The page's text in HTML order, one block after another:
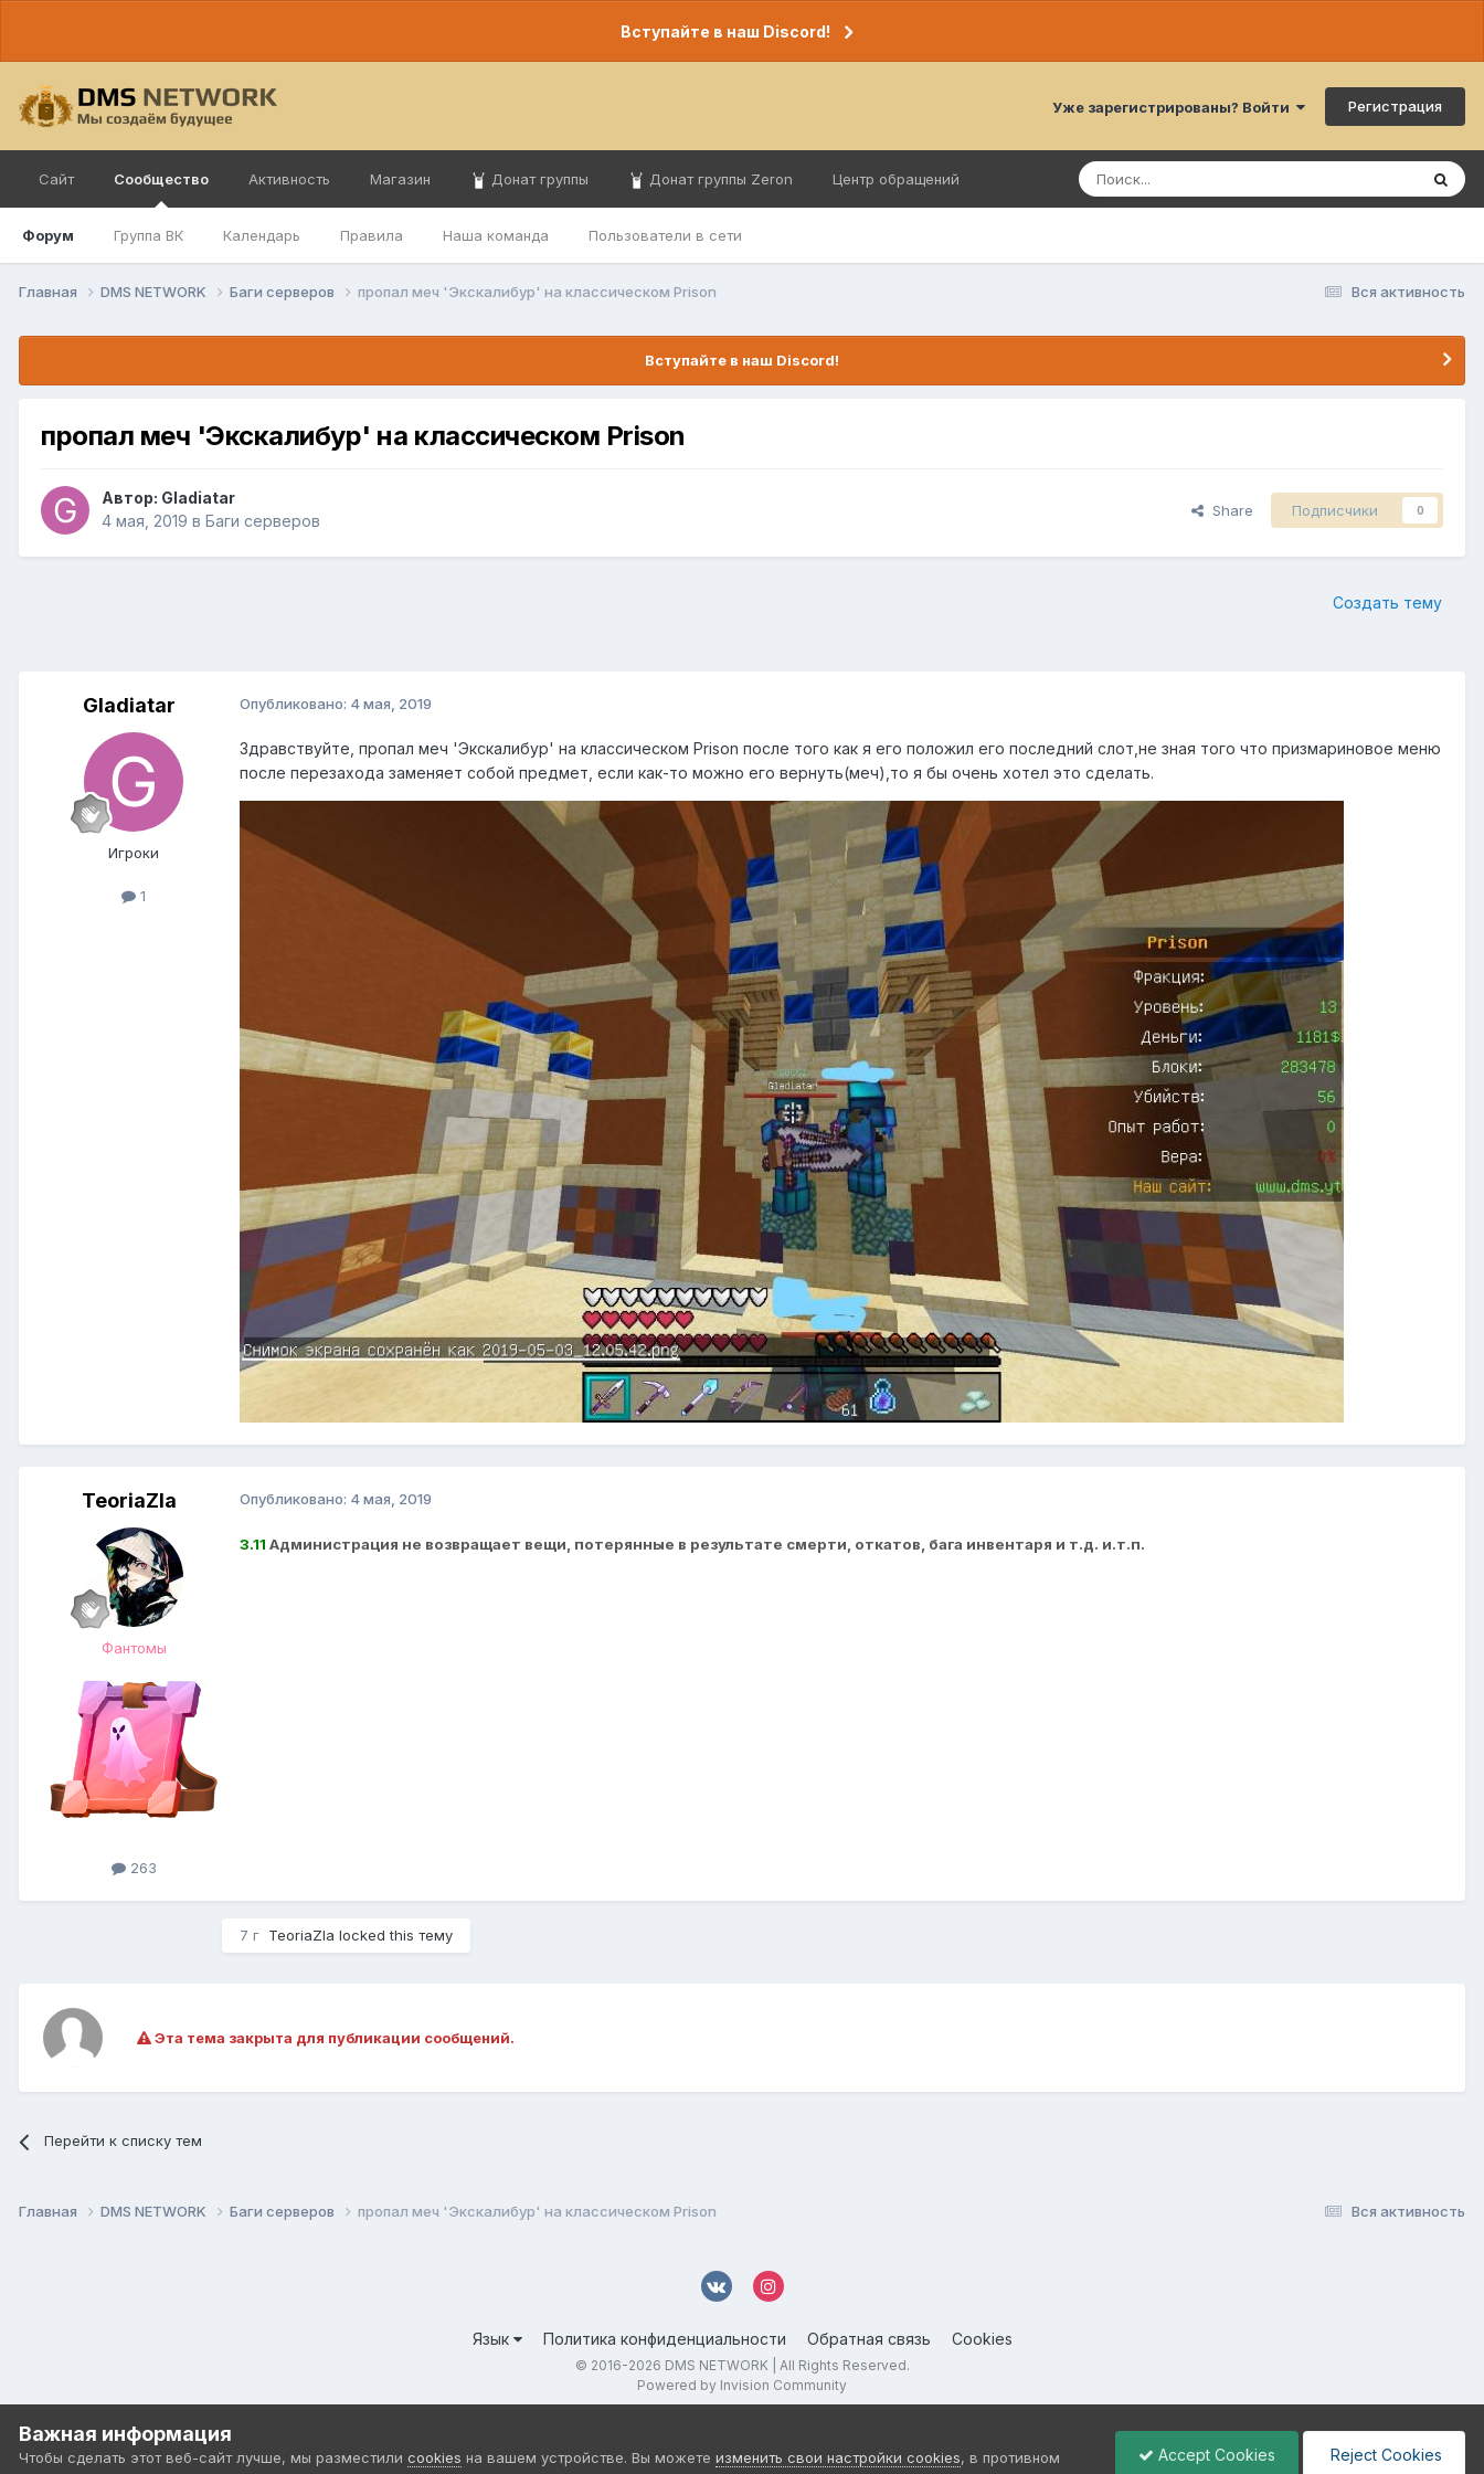
Вступайте в наш Discord!
Уже зарегистрированы? Войти Регистрация
Сайт Сообщество
Форум Группа ВК Календарь Правила Наша команда Пользователи в сети
Активность Магазин Донат группы Донат группы Zeron Центр обращений
Вся активность
Главная DMS NETWORK Баги серверов пропал меч 'Экскалибур' на классическом Prison
Вступайте в наш Discord!
пропал меч 'Экскалибур' на классическом Prison
Автор: Gladiatar
4 мая, 2019 в Баги серверов
Share Подписчики 0
Создать тему
Gladiatar
Игроки
1
Опубликовано: 4 мая, 2019
Здравствуйте, пропал меч 'Экскалибур' на классическом Prison после того как я его положил его последний слот,не зная того что призмариновое меню
после перезахода заменяет собой предмет, если как-то можно его вернуть(меч),то я бы очень хотел это сделать.
TeoriaZla
Фантомы
263
Опубликовано: 4 мая, 2019
3.11 Администрация не возвращает вещи, потерянные в результате смерти, откатов, бага инвентаря и т.д. и.т.п.
7 г TeoriaZla locked this тему
Эта тема закрыта для публикации сообщений.
Перейти к списку тем
Вся активность
Главная DMS NETWORK Баги серверов пропал меч 'Экскалибур' на классическом Prison
Язык Политика конфиденциальности Обратная связь Cookies
© 2016-2026 DMS NETWORK | All Rights Reserved.
Powered by Invision Community
Важная информация
Чтобы сделать этот веб-сайт лучше, мы разместили cookies на вашем устройстве. Вы можете изменить свои настройки cookies, в противном
Accept Cookies Reject Cookies